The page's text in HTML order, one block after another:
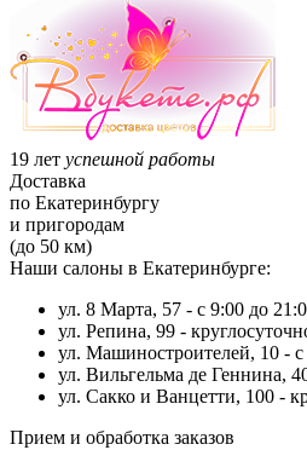
19 лет успешной работы
Доставка
по Екатеринбургу
и пригородам
(до 50 км)
Наши салоны в Екатеринбурге:
ул. 8 Марта, 57 - с 9:00 до
ул. Репина, 99 -
ул. Машиностроителей, 10 -
ул. Вильгельма де Геннина,
ул. Сакко и Ванцетти, 100 -
Прием и обработка заказов